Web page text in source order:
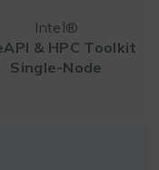
Intel®
& HPC Toolkit
Single-Node